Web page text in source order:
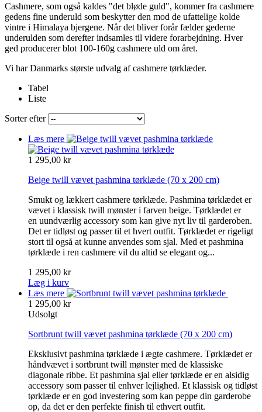
Cashmere, som også kaldes "det bløde guld", kommer fra cashmere
gedens fine underuld som beskytter den mod de ufattelige kolde
vintre i Himalaya bjergene. Når det bliver forår fælder gederne
underulden som derefter indsamles til videre forarbejdning. Hver
ged producerer blot 100-160g cashmere uld om året.
Vi har Danmarks største udvalg af cashmere tørklæder.
Tabel
Liste
Sorter efter
Læs mere
1 295,00 kr
Beige twill vævet pashmina tørklæde (70 x 200 cm)
Smukt og lækkert cashmere tørklæde. Pashmina tørklædet er
vævet i klassisk twill mønster i farven beige. Tørklædet er
en uundværlig accessory som kan give nyt liv til garderoben.
Det er tidløst og passer til et hvert outfit. Tørklædet er rigeligt
stort til også at kunne anvendes som sjal. Med et pashmina
tørklæde i ren cashmere vil du altid se elegant og...
1 295,00 kr
Læg i kurv
Læs mere
1 295,00 kr
Udsolgt
Sortbrunt twill vævet pashmina tørklæde (70 x 200 cm)
Eksklusivt pashmina tørklæde i ægte cashmere. Tørklædet er
håndvævet i sortbrunt twill mønster med de klassiske
diagonale ribbe. Et pashmina sjal eller tørklæde er en alsidig
accessory som passer til enhver lejlighed. Et klassisk og tidløst
tørklæde er en god investering som kan peppe din garderobe
op, da det er den perfekte finish til ethvert outfit.